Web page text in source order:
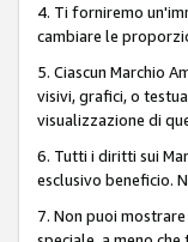
4. Ti forniremo
cambiare le
5. Ciascun Marchio
visivi, grafici, o
visualizzazione di
6. Tutti i diritti sui
esclusivo beneficio.
7. Non puoi